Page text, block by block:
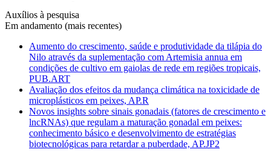
Auxílios à pesquisa
Em andamento (mais recentes)
Aumento do crescimento, saúde e produtividade da tilápia do
Nilo através da suplementação com Artemisia annua em
condições de cultivo em gaiolas de rede em regiões tropicais,
PUB.ART
Avaliação dos efeitos da mudança climática na toxicidade de
microplásticos em peixes, AP.R
Novos insights sobre sinais gonadais (fatores de crescimento e
lncRNAs) que regulam a maturação gonadal em peixes:
conhecimento básico e desenvolvimento de estratégias
biotecnológicas para retardar a puberdade, AP.JP2